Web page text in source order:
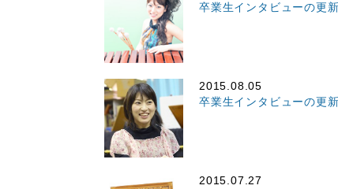
卒業生インタビューの更
2015.08.05
卒業生インタビューの更
2015.07.27